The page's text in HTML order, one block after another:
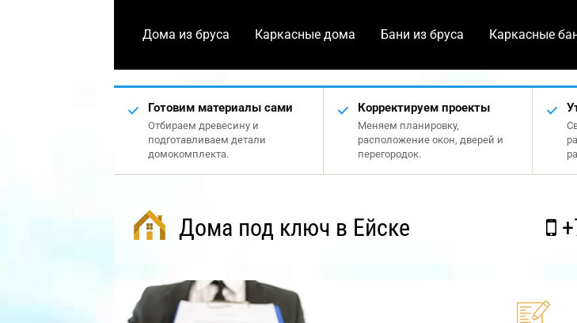
Дома из бруса Каркасные дома Бани из бруса Каркасные
Готовим материалы сами
Отбираем древесину и
подготавливаем детали
домокомплекта.
Корректируем проекты
Меняем планировку,
расположение окон, дверей и
перегородок.
Дома под ключ в Ейске